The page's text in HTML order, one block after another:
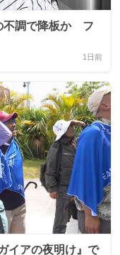
不調で降板か フ
1日前
イアの夜明け』で